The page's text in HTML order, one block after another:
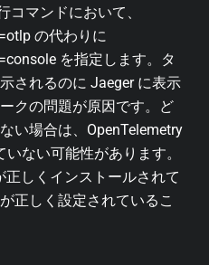
コマンドにおいて、
の代わりに
を指定します。タ
されるのに Jaeger に表示
クの問題が原因です。ど
い場合は、OpenTelemetry
ない可能性があります。
しくインストールされて
正しく設定されているこ